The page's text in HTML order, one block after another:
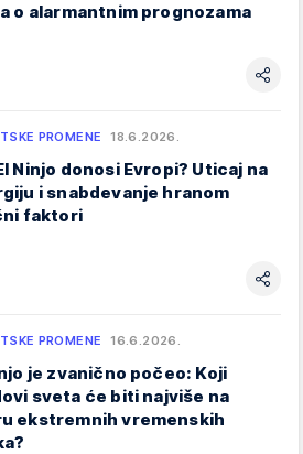
o alarmantnim prognozama
PROMENE 18.6.2026.
Ninjo donosi Evropi? Uticaj na
i snabdevanje hranom
faktori
PROMENE 16.6.2026.
je zvanično počeo: Koji
sveta će biti najviše na
ekstremnih vremenskih